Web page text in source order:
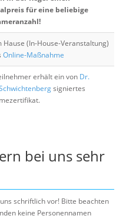
für eine beliebige
Hause (In-House-Veranstaltung)
Online-Maßnahme
erhält ein von Dr.
signiertes
bei uns sehr
schriftlich vor! Bitte beachten
keine Personennamen